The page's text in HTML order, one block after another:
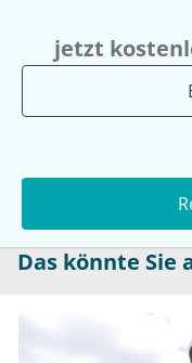
jetzt
Das könnte Sie